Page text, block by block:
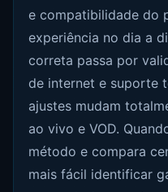
e compatibilidade do
experiência no dia a
correta passa por
de internet e suporte
ajustes mudam
ao vivo e VOD.
método e compara
mais fácil identificar